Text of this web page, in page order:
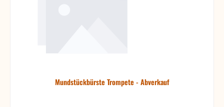
Mundstückbürste Trompete - Abverkauf